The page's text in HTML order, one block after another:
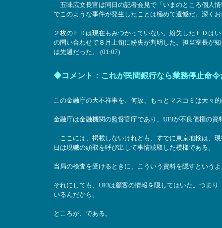
五味広文長官は同日の記者会見で「いまのところ個人
でこのような事件が発生したことは極めて遺憾だ。深く
２枚のＦＤは現在もみつかっていない。紛失したＦＤは
の問い合わせで８月上旬に紛失が判明した。担当室長が
は先週だった。 (01:07)
◆コメント：これが民間銀行なら業務停止命令
この金融庁の大不祥事を、何故、もっとマスコミは大々
金融庁は金融機関の監督官庁であり、UFJが不良債権の
ここには、掲載しないけれども、すでに東京地検は、
日は現職の頭取を呼び出して事情聴取した模様である。
当局の検査を受けるときに、こういう資料を隠すという
それにしても、UFJは顧客の情報を隠してはいた。つま
いるんだから。
ところが、である。